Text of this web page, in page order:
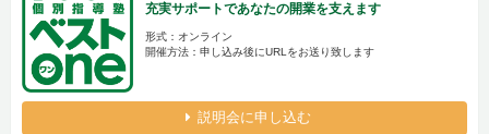
充実サポートであなたの開業を支えます
形式：オンライン
開催方法：申し込み後にURLをお送り致します
説明会に申し込む